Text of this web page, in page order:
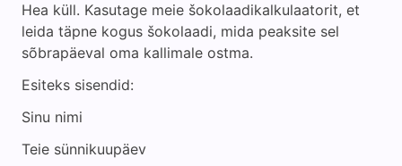
Hea küll. Kasutage meie šokolaadikalkulaatorit, et
leida täpne kogus šokolaadi, mida peaksite sel
sõbrapäeval oma kallimale ostma.
Esiteks sisendid:
Sinu nimi
Teie sünnikuupäev